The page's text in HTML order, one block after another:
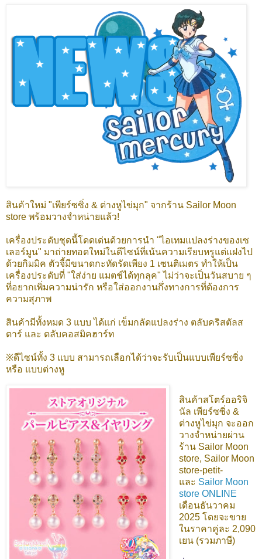
สินค้าใหม่ "เพียร์ซซิ่ง & ต่างหูไข่มุก" จากร้าน Sailor Moon
store พร้อมวางจำหน่ายแล้ว!
เครื่องประดับชุดนี้โดดเด่นด้วยการนำ "ไอเทมแปลงร่างของเซ
เลอร์มูน" มาถ่ายทอดใหม่ในดีไซน์ที่เน้นความเรียบหรูแต่แฝงไป
ด้วยกิมมิค ตัวจี้มีขนาดกะทัดรัดเพียง 1 เซนติเมตร ทำให้เป็น
เครื่องประดับที่ "ใส่ง่าย แมตช์ได้ทุกลุค" ไม่ว่าจะเป็นวันสบาย ๆ
ที่อยากเพิ่มความน่ารัก หรือใส่ออกงานกึ่งทางการที่ต้องการ
ความสุภาพ
สินค้ามีทั้งหมด 3 แบบ ได้แก่ เข็มกลัดแปลงร่าง ตลับคริสตัลส
ตาร์ และ ตลับคอสมิคฮาร์ท
※ดีไซน์ทั้ง 3 แบบ สามารถเลือกได้ว่าจะรับเป็นแบบเพียร์ซซิ่ง
หรือ แบบต่างหู
สินค้าสโตร์ออริจิ
นัล เพียร์ซซิ่ง &
ต่างหูไข่มุก จะออก
วางจำหน่ายผ่าน
ร้าน Sailor Moon
store, Sailor Moon
store-petit-
และ Sailor Moon
store ONLINE
เดือนธันวาคม
2025 โดยจะขาย
ในราคาคู่ละ 2,090
เยน (รวมภาษี)